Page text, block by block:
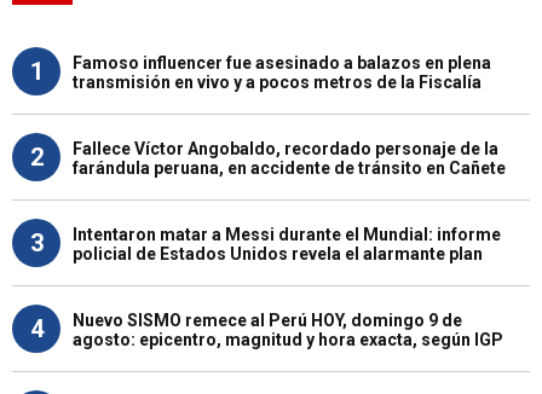
1
Famoso influencer fue asesinado a balazos en plena
transmisión en vivo y a pocos metros de la Fiscalía
2
Fallece Víctor Angobaldo, recordado personaje de la
farándula peruana, en accidente de tránsito en Cañete
3
Intentaron matar a Messi durante el Mundial: informe
policial de Estados Unidos revela el alarmante plan
4
Nuevo SISMO remece al Perú HOY, domingo 9 de
agosto: epicentro, magnitud y hora exacta, según IGP